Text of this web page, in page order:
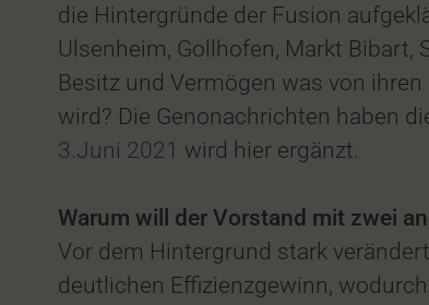
die Hintergründe der Fusion
Ulsenheim, Gollhofen, Markt
Besitz und Vermögen was von
wird? Die Genonachrichten haben
3.Juni 2021 wird hier ergänzt.
Warum will der Vorstand mit zwei
Vor dem Hintergrund stark
deutlichen Effizienzgewinn,